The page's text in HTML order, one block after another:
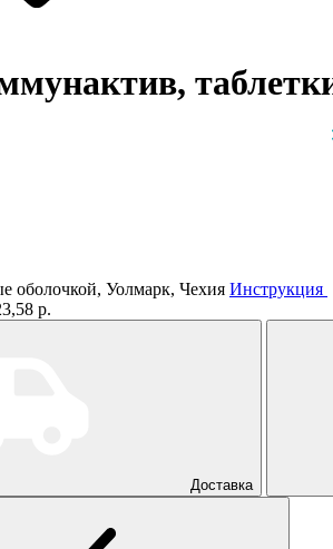
оболочкой, Уолмарк, Чехия Инструкция
р.
Доставка